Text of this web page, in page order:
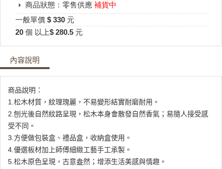
商品狀態：零售供應 補貨中
一般單價 $ 330 元
20 個 以上$ 280.5 元
內容說明
商品說明：
1.松木材質，紋理瑰麗，不易變形結實耐磨耐用。
2.刨光後自然紋路呈現，松木本身會散發自然香氣；易隨人接受感
受不同。
3.方便做包裝盒、禮品盒，收納盒使用。
4.優選板材加上師傅細緻工藝手工承製。
5.松木原色呈現，古意盎然；增添生活美感與情趣。